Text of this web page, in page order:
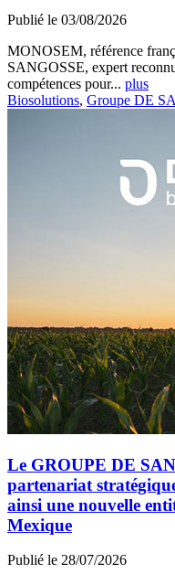
Publié le 03/08/2026
MONOSEM, référence
SANGOSSE, expert
compétences pour... plus
Biosolutions, Groupe DE
Le GROUPE DE
partenariat
ainsi une nouvelle
Mexique
Publié le 28/07/2026